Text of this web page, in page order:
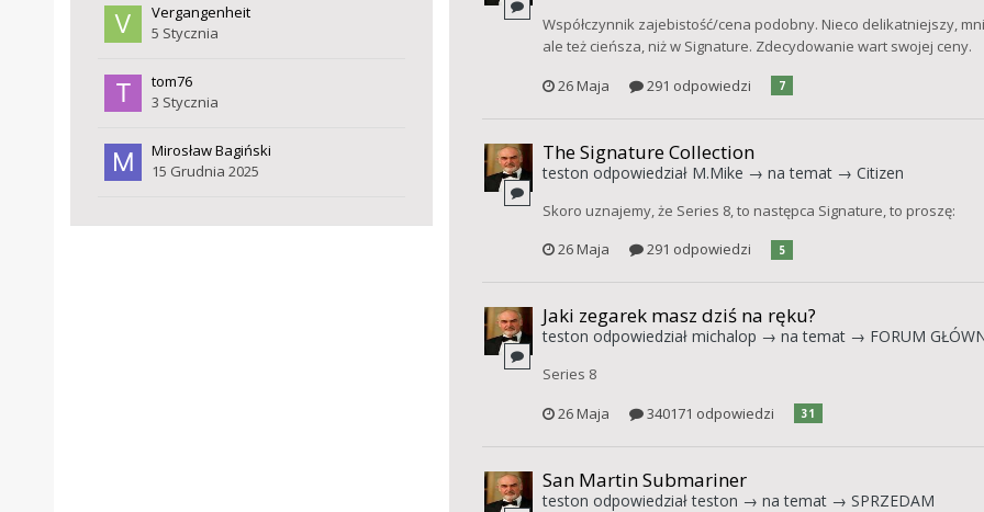
Vergangenheit
5 Stycznia
tom76
3 Stycznia
Mirosław Bagiński
15 Grudnia 2025
Współczynnik zajebistość/cena podobny. Nieco delikatniejszy,
ale też cieńsza, niż w Signature. Zdecydowanie wart swojej ceny.
26 Maja
291 odpowiedzi 7
The Signature Collection
teston odpowiedział M.Mike → na temat → Citizen
Skoro uznajemy, że Series 8, to następca Signature, to proszę:
26 Maja
291 odpowiedzi 5
Jaki zegarek masz dziś na ręku?
teston odpowiedział michalop → na temat → FORUM
Series 8
26 Maja
340171 odpowiedzi 31
San Martin Submariner
teston odpowiedziałteston → na temat → SPRZEDAM